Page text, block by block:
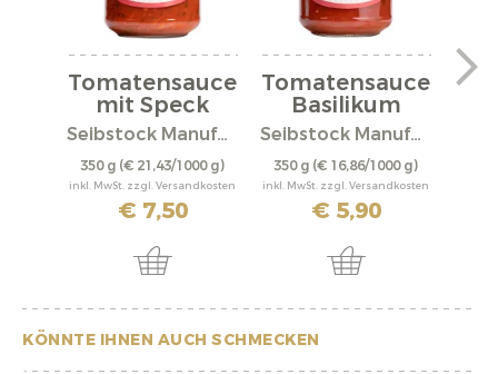
Tomatensauce
mit Speck
Seibstock Manufaktur
350 g (€ 21,43/1000 g)
inkl. MwSt. zzgl. Versandkosten
€ 7,50
Tomatensauce
Basilikum
Seibstock Manufaktur
350 g (€ 16,86/1000 g)
inkl. MwSt. zzgl. Versandkosten
€ 5,90
KÖNNTE IHNEN AUCH SCHMECKEN